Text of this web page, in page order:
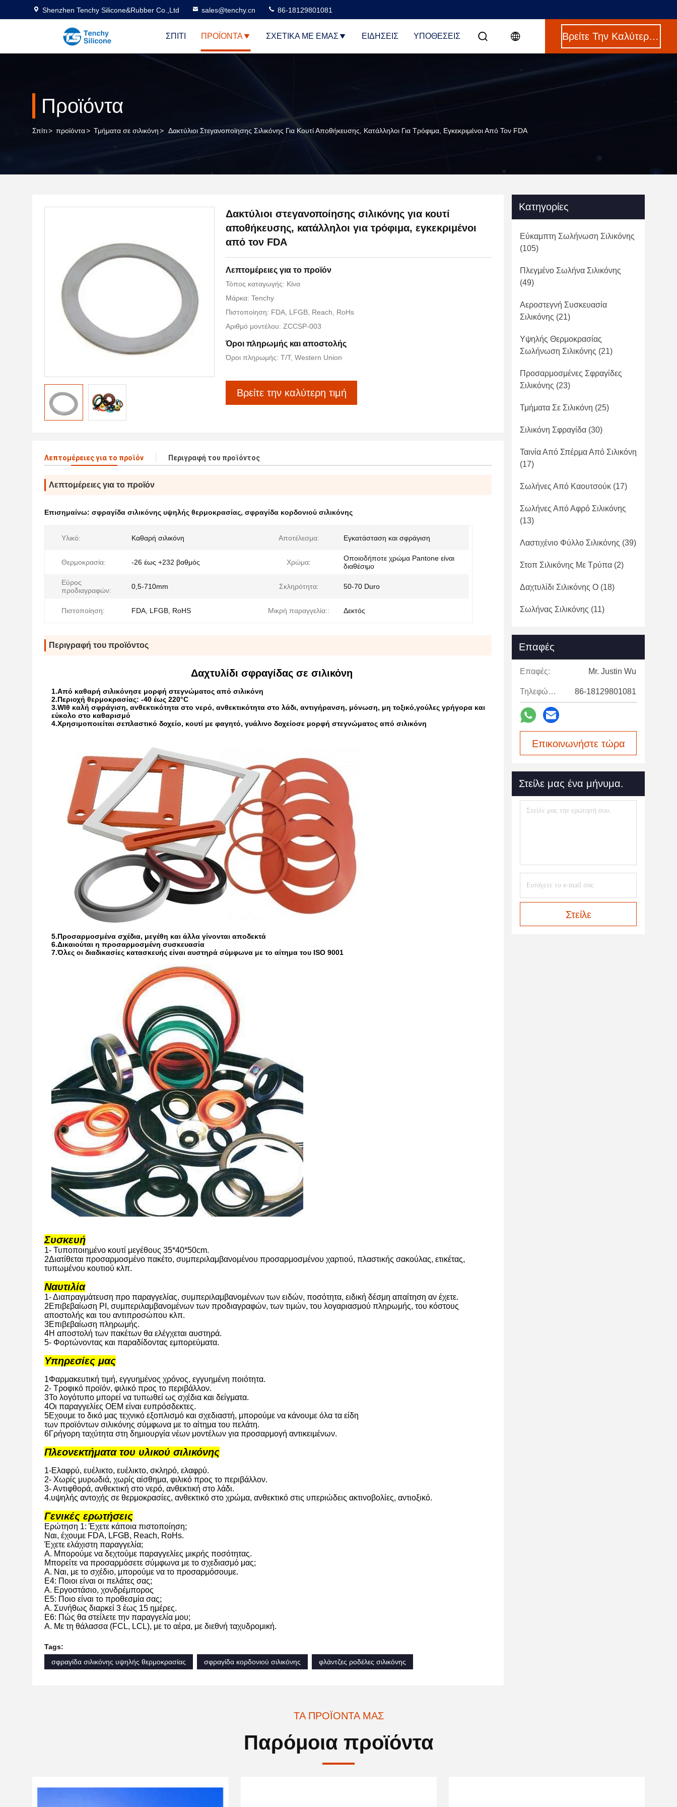
Shenzhen Tenchy Silicone&Rubber Co.,Ltd sales@tenchy.cn 86-18129801081
ΣΠΊΤΙ ΠΡΟΪΌΝΤΑ ΣΧΕΤΙΚΆ ΜΕ ΕΜΆΣ ΕΙΔΉΣΕΙΣ ΥΠΟΘΈΣΕΙΣ Βρείτε Την Καλύτερη Τιμή
Προϊόντα
Σπίτι> προϊόντα> Τμήματα σε σιλικόνη> Δακτύλιοι Στεγανοποίησης Σιλικόνης Για Κουτί Αποθήκευσης, Κατάλληλοι Για Τρόφιμα, Εγκεκριμένοι Από Τον FDA
Δακτύλιοι στεγανοποίησης σιλικόνης για κουτί
αποθήκευσης, κατάλληλοι για τρόφιμα, εγκεκριμένοι
από τον FDA
Λεπτομέρειες για το προϊόν
Τόπος καταγωγής: Κίνα
Μάρκα: Tenchy
Πιστοποίηση: FDA, LFGB, Reach, RoHs
Αριθμό μοντέλου: ZCCSP-003
Όροι πληρωμής και αποστολής
Όροι πληρωμής: T/T, Western Union
Βρείτε την καλύτερη τιμή
Λεπτομέρειες για το προϊόν Περιγραφή του προϊόντος
Λεπτομέρειες για το προϊόν
Επισημαίνω: σφραγίδα σιλικόνης υψηλής θερμοκρασίας, σφραγίδα κορδονιού σιλικόνης
Υλικό: Καθαρή σιλικόνη Αποτέλεσμα: Εγκατάσταση και σφράγιση
Θερμοκρασία: -26 έως +232 βαθμός Χρώμα:
Οποιοδήποτε χρώμα Pantone είναι
διαθέσιμο
Εύρος
προδιαγραφών:
0,5-710mm Σκληρότητα: 50-70 Duro
Πιστοποίηση: FDA, LFGB, RoHS Μικρή παραγγελία:: Δεκτός
Περιγραφή του προϊόντος
Δαχτυλίδι σφραγίδας σε σιλικόνη
1.Από καθαρή σιλικόνησε μορφή στεγνώματος από σιλικόνη
2.Περιοχή θερμοκρασίας: -40 έως 220°C
3.WΙθ καλή σφράγιση, ανθεκτικότητα στο νερό, ανθεκτικότητα στο λάδι, αντιγήρανση, μόνωση, μη τοξικό,γούλες γρήγορα και
εύκολο στο καθαρισμό
4.Χρησιμοποιείται σεπλαστικό δοχείο, κουτί με φαγητό, γυάλινο δοχείοσε μορφή στεγνώματος από σιλικόνη
5.Προσαρμοσμένα σχέδια, μεγέθη και άλλα γίνονται αποδεκτά
6.Δικαιούται η προσαρμοσμένη συσκευασία
7.Όλες οι διαδικασίες κατασκευής είναι αυστηρά σύμφωνα με το αίτημα του ISO 9001
Συσκευή
1- Τυποποιημένο κουτί μεγέθους 35*40*50cm.
2Διατίθεται προσαρμοσμένο πακέτο, συμπεριλαμβανομένου προσαρμοσμένου χαρτιού, πλαστικής σακούλας, ετικέτας,
τυπωμένου κουτιού κλπ.
Ναυτιλία
1- Διαπραγμάτευση προ παραγγελίας, συμπεριλαμβανομένων των ειδών, ποσότητα, ειδική δέσμη απαίτηση αν έχετε.
2Επιβεβαίωση PI, συμπεριλαμβανομένων των προδιαγραφών, των τιμών, του λογαριασμού πληρωμής, του κόστους
αποστολής και του αντιπροσώπου κλπ.
3Επιβεβαίωση πληρωμής.
4Η αποστολή των πακέτων θα ελέγχεται αυστηρά.
5- Φορτώνοντας και παραδίδοντας εμπορεύματα.
Υπηρεσίες μας
1Φαρμακευτική τιμή, εγγυημένος χρόνος, εγγυημένη ποιότητα.
2- Τροφικό προϊόν, φιλικό προς το περιβάλλον.
3Το λογότυπο μπορεί να τυπωθεί ως σχέδια και δείγματα.
4Οι παραγγελίες OEM είναι ευπρόσδεκτες.
5Εχουμε το δικό μας τεχνικό εξοπλισμό και σχεδιαστή, μπορούμε να κάνουμε όλα τα είδη
των προϊόντων σιλικόνης σύμφωνα με το αίτημα του πελάτη.
6Γρήγορη ταχύτητα στη δημιουργία νέων μοντέλων για προσαρμογή αντικειμένων.
Πλεονεκτήματα του υλικού σιλικόνης
1-Ελαφρύ, ευέλικτο, ευέλικτο, σκληρό, ελαφρύ.
2- Χωρίς μυρωδιά, χωρίς αίσθημα, φιλικό προς το περιβάλλον.
3- Αντιφθορά, ανθεκτική στο νερό, ανθεκτική στο λάδι.
4.υψηλής αντοχής σε θερμοκρασίες, ανθεκτικό στο χρώμα, ανθεκτικό στις υπεριώδεις ακτινοβολίες, αντιοξικό.
Γενικές ερωτήσεις
Ερώτηση 1: Έχετε κάποια πιστοποίηση;
Ναι, έχουμε FDA, LFGB, Reach, RoHs.
Έχετε ελάχιστη παραγγελία;
Α. Μπορούμε να δεχτούμε παραγγελίες μικρής ποσότητας.
Μπορείτε να προσαρμόσετε σύμφωνα με το σχεδιασμό μας;
Α. Ναι, με το σχέδιο, μπορούμε να το προσαρμόσουμε.
Ε4: Ποιοι είναι οι πελάτες σας;
Α. Εργοστάσιο, χονδρέμπορος
Ε5: Ποιο είναι το προθεσμία σας;
Α. Συνήθως διαρκεί 3 έως 15 ημέρες.
Ε6: Πώς θα στείλετε την παραγγελία μου;
Α. Με τη θάλασσα (FCL, LCL), με το αέρα, με διεθνή ταχυδρομική.
Tags:
σφραγίδα σιλικόνης υψηλής θερμοκρασίας
σφραγίδα κορδονιού σιλικόνης φλάντζες ροδέλες σιλικόνης
Κατηγορίες
Εύκαμπτη Σωλήνωση Σιλικόνης
(105)
Πλεγμένο Σωλήνα Σιλικόνης
(49)
Αεροστεγνή Συσκευασία
Σιλικόνης (21)
Υψηλής Θερμοκρασίας
Σωλήνωση Σιλικόνης (21)
Προσαρμοσμένες Σφραγίδες
Σιλικόνης (23)
Τμήματα Σε Σιλικόνη (25)
Σιλικόνη Σφραγίδα (30)
Ταινία Από Σπέρμα Από Σιλικόνη
(17)
Σωλήνες Από Καουτσούκ (17)
Σωλήνες Από Αφρό Σιλικόνης
(13)
Λαστιχένιο Φύλλο Σιλικόνης (39)
Στοπ Σιλικόνης Με Τρύπα (2)
Δαχτυλίδι Σιλικόνης Ο (18)
Σωλήνας Σιλικόνης (11)
Επαφές
Επαφές: Mr. Justin Wu
Τηλεφώνημα: 86-18129801081
Επικοινωνήστε τώρα
Στείλε μας ένα μήνυμα.
Στείλε
ΤΑ ΠΡΟΪΌΝΤΑ ΜΑΣ
Παρόμοια προϊόντα